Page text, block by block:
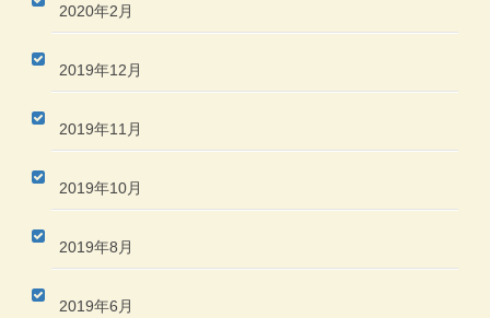
2020年2月
2019年12月
2019年11月
2019年10月
2019年8月
2019年6月